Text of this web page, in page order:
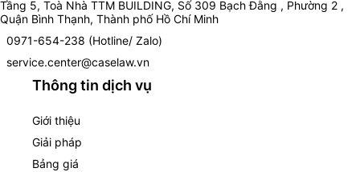
Tầng 5, Toà Nhà TTM BUILDING, Số 309 Bạch Đằng , Phường 2 ,
Quận Bình Thạnh, Thành phố Hồ Chí Minh
0971-654-238 (Hotline/ Zalo)
service.center@caselaw.vn
Thông tin dịch vụ
Giới thiệu
Giải pháp
Bảng giá